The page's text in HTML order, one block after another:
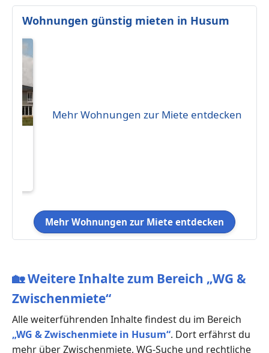
Wohnungen günstig mieten in Husum
Mehr Wohnungen zur Miete entdecken
Mehr Wohnungen zur Miete entdecken
🏡Weitere Inhalte zum Bereich „WG &
Zwischenmiete“
Alle weiterführenden Inhalte findest du im Bereich
„WG & Zwischenmiete in Husum“. Dort erfährst du
mehr über Zwischenmiete, WG-Suche und rechtliche